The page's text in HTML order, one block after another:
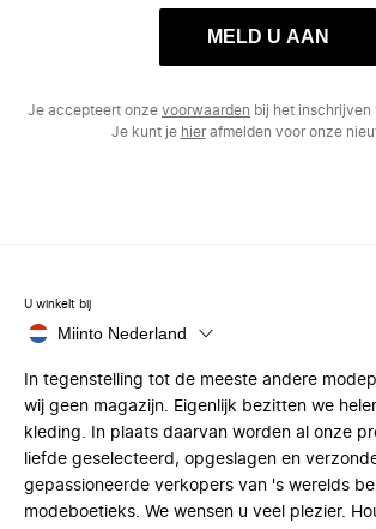
MELD U AAN
Je accepteert onze voorwaarden bij het inschrijven
Je kunt je hierafmelden voor onze
U winkelt bij
Miinto Nederland
In tegenstelling tot de meeste andere
wij geen magazijn. Eigenlijk bezitten we
kleding. In plaats daarvan worden al onze
liefde geselecteerd, opgeslagen en
gepassioneerde verkopers van 's werelds
modeboetieks. We wensen u veel plezier.